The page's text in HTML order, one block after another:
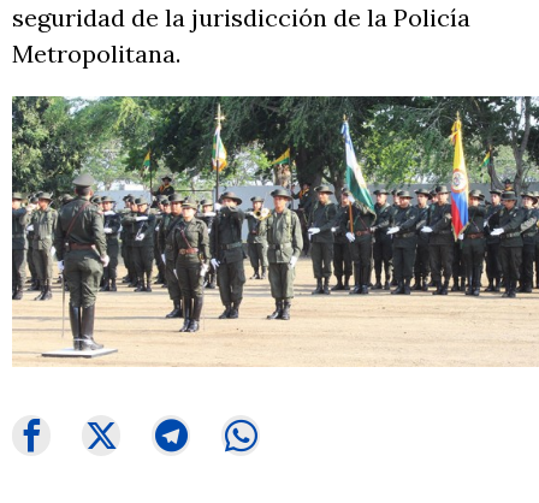
seguridad de la jurisdicción de la Policía
Metropolitana.